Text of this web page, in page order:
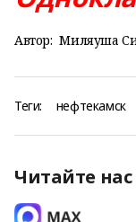
Автор: Миляуша
Теги: нефтекамск
Читайте нас